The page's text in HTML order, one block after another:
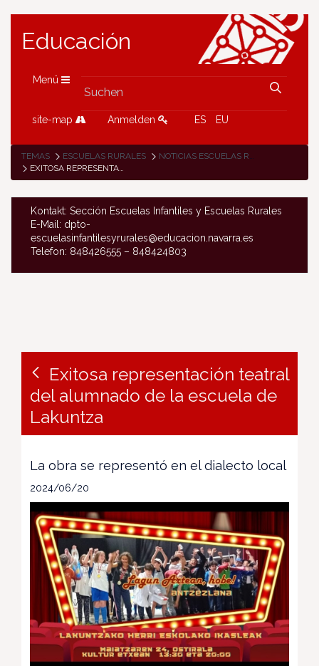
Educación
Menü
site-map Anmelden ES EU
TEMAS ESCUELAS RURALES
NOTICIAS ESCUELAS RURALES
EXITOSA REPRESENTACIÓN TEATRAL DEL ALUMNADO DE LA ESCUELA DE LAKUNTZA
Kontakt: Sección Escuelas Infantiles y Escuelas Rurales
E-Mail: dpto-
escuelasinfantilesyrurales@educacion.navarra.es
Telefon: 848426555 – 848424803
Exitosa representación teatral
del alumnado de la escuela de
Lakuntza
La obra se representó en el dialecto local
2024/06/20